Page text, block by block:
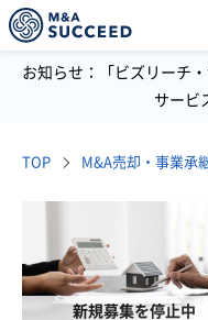
お知らせ：「ビズリーチ
サービ
TOP M&A売却・事業承
新規募集を停止中